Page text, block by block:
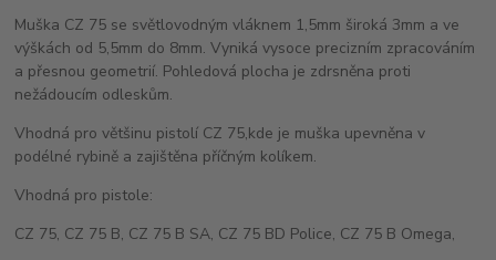
Muška CZ 75 se světlovodným vláknem 1,5mm široká 3mm a ve
výškách od 5,5mm do 8mm. Vyniká vysoce precizním zpracováním
a přesnou geometrií. Pohledová plocha je zdrsněna proti
nežádoucím odleskům.
Vhodná pro většinu pistolí CZ 75,kde je muška upevněna v
podélné rybině a zajištěna příčným kolíkem.
Vhodná pro pistole:
CZ 75, CZ 75 B, CZ 75 B SA, CZ 75 BD Police, CZ 75 B Omega,